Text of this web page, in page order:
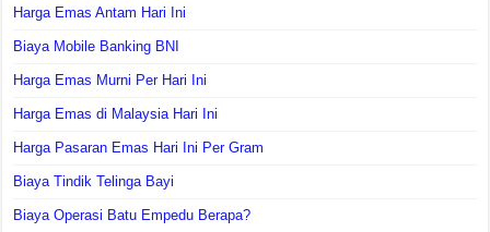
Harga Emas Antam Hari Ini
Biaya Mobile Banking BNI
Harga Emas Murni Per Hari Ini
Harga Emas di Malaysia Hari Ini
Harga Pasaran Emas Hari Ini Per Gram
Biaya Tindik Telinga Bayi
Biaya Operasi Batu Empedu Berapa?